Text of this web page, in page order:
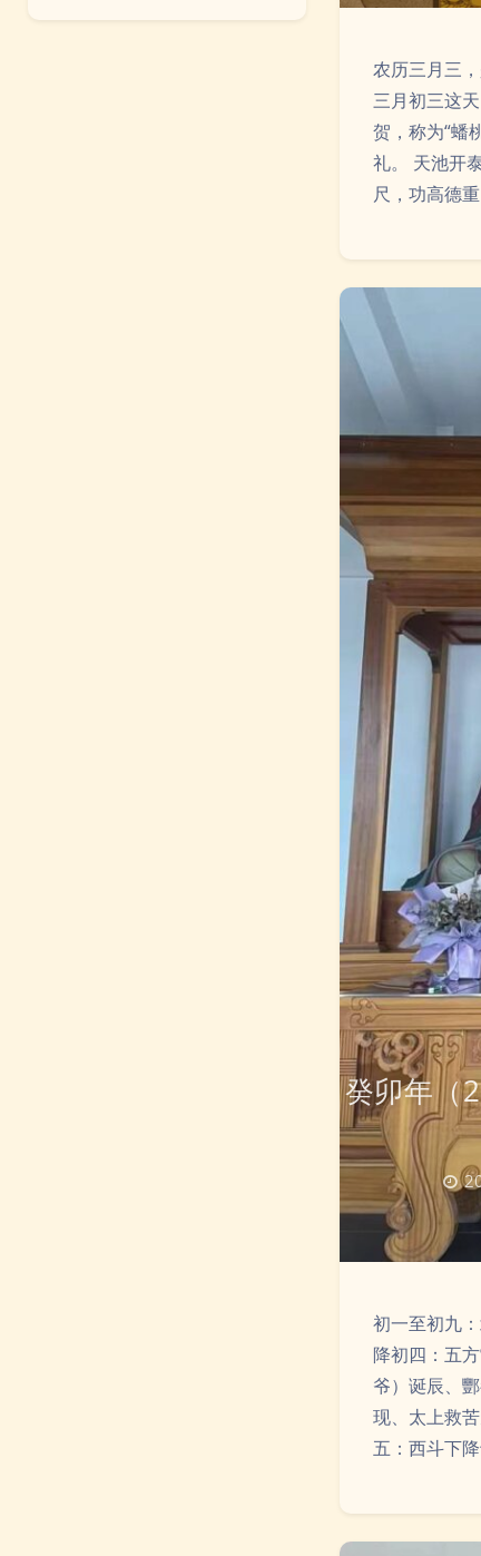
农历三月三
三月初三这
贺，称为“蟠
礼。 天池开
尺，功高德
癸卯年（
初一至初九
降初四：五
爷）诞辰、
现、太上救
五：西斗下